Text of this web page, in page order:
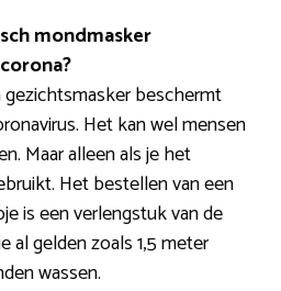
mondmasker
beschermt
Het kan wel mensen
Maar alleen als je het
Het bestellen van een
is een verlengstuk van de
al gelden zoals 1,5 meter
wassen.